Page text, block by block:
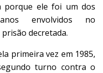
porque ele foi um dos
envolvidos no
decretada.
primeira vez em 1985,
turno contra o